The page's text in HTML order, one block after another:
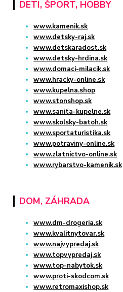
DETI, ŠPORT, HOBBY
www.kamenik.sk
www.detsky-raj.sk
www.detskaradost.sk
www.detsky-hrdina.sk
www.domaci-milacik.sk
www.hracky-online.sk
www.kupelna.shop
www.stonshop.sk
www.sanita-kupelne.sk
www.skolsky-batoh.sk
www.sportaturistika.sk
www.potraviny-online.sk
www.zlatnictvo-online.sk
www.rybarstvo-kamenik.sk
DOM, ZÁHRADA
www.dm-drogeria.sk
www.kvalitnytovar.sk
www.najvypredaj.sk
www.topvypredaj.sk
www.top-nabytok.sk
www.proti-skodcom.sk
www.retromaxishop.sk